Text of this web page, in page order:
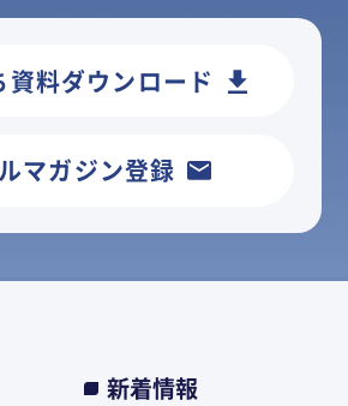
資料ダウンロード
マガジン登録
新着情報